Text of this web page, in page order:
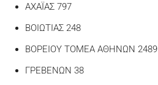
ΑΧΑΪΑΣ 797
ΒΟΙΩΤΙΑΣ 248
ΒΟΡΕΙΟΥ ΤΟΜΕΑ ΑΘΗΝΩΝ 2489
ΓΡΕΒΕΝΩΝ 38